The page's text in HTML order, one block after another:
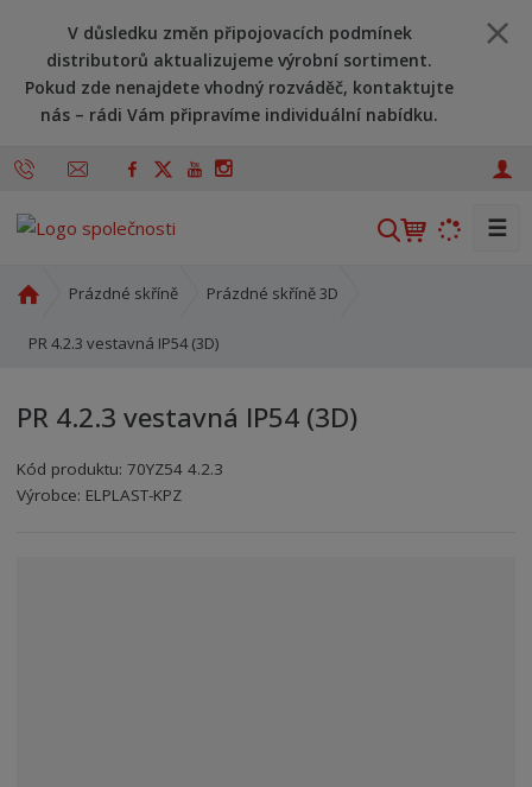
V důsledku změn připojovacích podmínek
distributorů aktualizujeme výrobní sortiment.
Pokud zde nenajdete vhodný rozváděč, kontaktujte
nás – rádi Vám připravíme individuální nabídku.
V
☰
o
í
t
r
Prázdné skříně Prázdné skříně 3D
PR 4.2.3 vestavná IP54 (3D)
PR 4.2.3 vestavná IP54 (3D)
Kód produktu:70YZ54 4.2.3
Kód výrobce: 8595208624636
Kód dodavatele:8595208624636
Výrobce: ELPLAST-KPZ